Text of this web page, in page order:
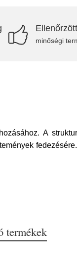
minőségi
A
termékek